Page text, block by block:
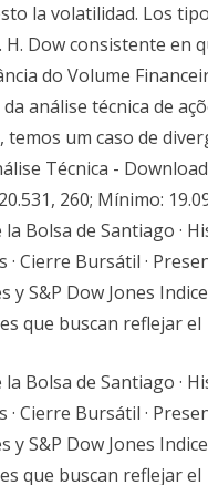
la volatilidad. Los
H. Dow consistente en
do Volume
análise técnica de
temos um caso de
Técnica -
260; Mínimo:
la Bolsa de Santiago ·
· Cierre Bursátil ·
y S&P Dow Jones
que buscan reflejar el
la Bolsa de Santiago ·
· Cierre Bursátil ·
y S&P Dow Jones
que buscan reflejar